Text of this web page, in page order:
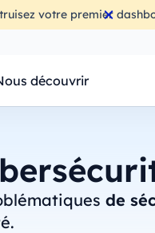
votre premier
découvrir
de